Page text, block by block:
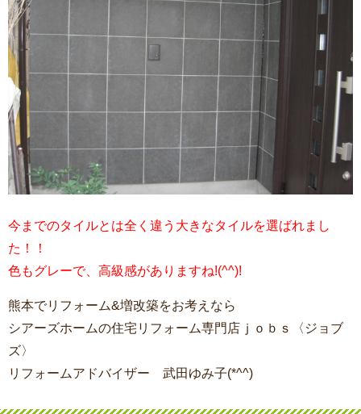
今までのタイルとは全く違う大きなタイルを選ばれまし
た！！
色もグレーで、高級感がありますね!(^^)!
熊本でリフォーム&増改築をお考えなら
シアーズホームの住宅リフォーム専門店ｊｏｂｓ〈ジョブ
ズ〉
リフォームアドバイザー 武田ゆみ子(*^^)